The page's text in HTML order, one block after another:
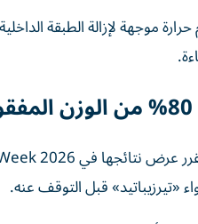
موجهة لإزالة الطبقة